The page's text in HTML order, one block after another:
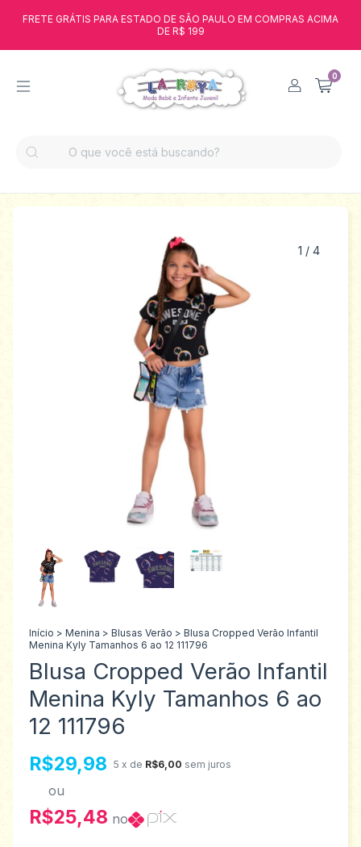
FRETE GRÁTIS PARA ESTADO DE SÃO PAULO EM COMPRAS ACIMA
DE R$ 199
0
1 / 4
Início > Menina > Blusas Verão > Blusa Cropped Verão Infantil
Menina Kyly Tamanhos 6 ao 12 111796
Blusa Cropped Verão Infantil
Menina Kyly Tamanhos 6 ao
12 111796
R$29,98 5 x de R$6,00 sem juros
ou
R$25,48 no